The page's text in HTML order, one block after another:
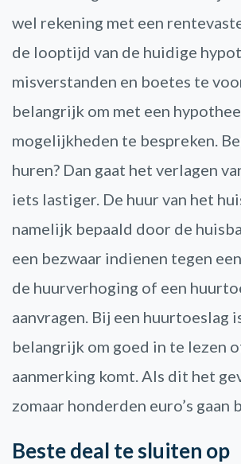
wel rekening met een
de looptijd van de huidige
misverstanden en boetes te
belangrijk om met een
mogelijkheden te bespreken.
huren? Dan gaat het verlagen
iets lastiger. De huur van het
namelijk bepaald door de
een bezwaar indienen tegen
de huurverhoging of een
aanvragen. Bij een huurtoeslag
belangrijk om goed in te lezen
aanmerking komt. Als dit het
zomaar honderden euro’s gaan
Beste deal te sluiten op